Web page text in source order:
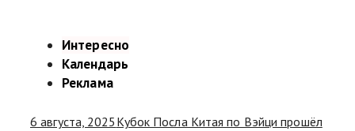
Интересно
Календарь
Реклама
6 августа, 2025 Кубок Посла Китая по Вэйци прошёл